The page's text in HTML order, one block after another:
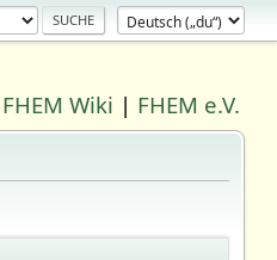
FHEM Wiki | FHEM e.V.